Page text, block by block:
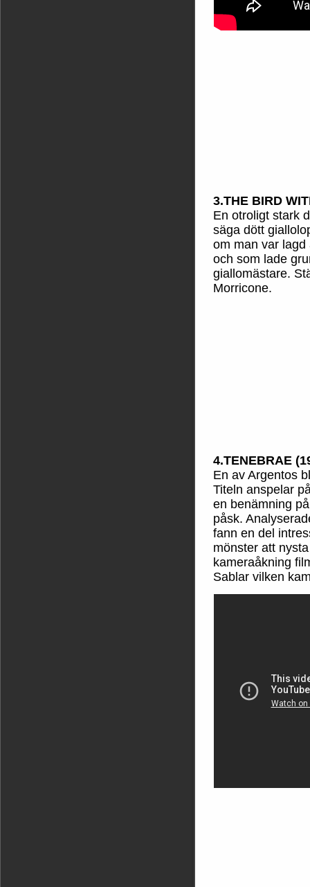
3.THE BIRD
En otroligt stark
säga dött
om man var
och som lade
giallomästare.
Morricone.
4.TENEBRAE
En av Argentos
Titeln anspelar
en benämning
påsk.
fann en del
mönster att
kameraåkning
Sablar vilken